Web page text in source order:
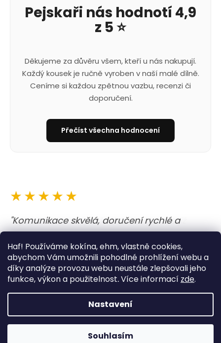
Haf! Používáme kokína, ehm, vlastně cookies,
abychom Vám umožnili pohodlné prohlížení webu a
díky analýze provozu webu neustále zlepšovali jeho
funkce, výkon a použitelnost.Více informací zde.
Nastavení
Souhlasím
K nákupu prémiová zubní pasta od Furnatura zdarma!
Pejskaři nás hodnotí 4,9
z 5 ⭐
Děkujeme za důvěru všem, kteří u nás nakupují.
Každý kousek je ručně vyroben v naší malé dílně.
Ceníme si každou zpětnou vazbu, recenzi či
doporučení.
Přečíst všechna hodnocení
★★★★★
"Komunikace skvělá, doručení rychlé a
obojek i vodítko nejen krásné, ale i kvalitně
udělané. A barvy jsou prostě boží. Opravdu
moc dobrý zážitek. "